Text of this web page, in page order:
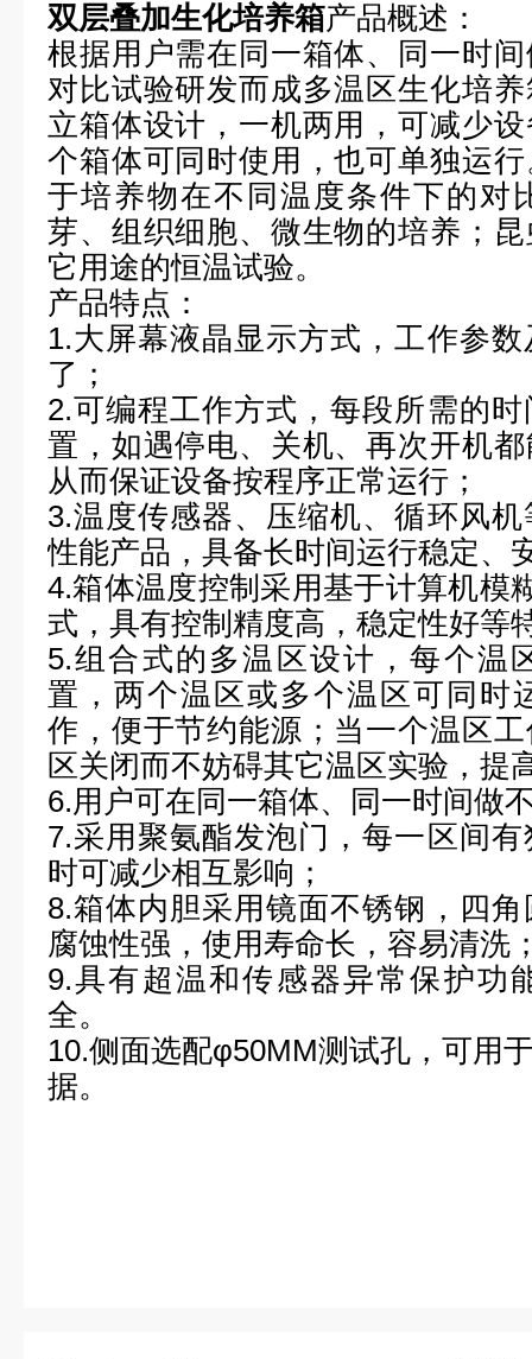
双层叠加生化培养箱产品概述：
根据用户需在同一箱体、同一时
对比试验研发而成多温区生化培
立箱体设计，一机两用，可减少
个箱体可同时使用，也可单独运
于培养物在不同温度条件下的对
芽、组织细胞、微生物的培养；
它用途的恒温试验。
产品特点：
1.大屏幕液晶显示方式，工作参
了；
2.可编程工作方式，每段所需的
置，如遇停电、关机、再次开机
从而保证设备按程序正常运行；
3.温度传感器、压缩机、循环风
性能产品，具备长时间运行稳定、
4.箱体温度控制采用基于计算机模
式，具有控制精度高，稳定性好等
5.组合式的多温区设计，每个温
置，两个温区或多个温区可同时
作，便于节约能源；当一个温区
区关闭而不妨碍其它温区实验，提
6.用户可在同一箱体、同一时间做
7.采用聚氨酯发泡门，每一区间
时可减少相互影响；
8.箱体内胆采用镜面不锈钢，四
腐蚀性强，使用寿命长，容易清洗
9.具有超温和传感器异常保护功
全。
10.侧面选配φ50MM测试孔，可用
据。